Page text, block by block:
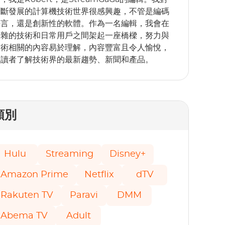
發展的計算機技術世界很感興趣，不管是編碼
，還是創新性的軟體。作為一名編輯，我會在
的技術和日常用戶之間架起一座橋樑，努力與
相關的內容易於理解，內容豐富且令人愉​​悅，
者了解技術界的最新趨勢、新聞和產品。
別
Hulu Streaming Disney+
Amazon Prime Netflix dTV
Rakuten TV Paravi DMM
Abema TV Adult